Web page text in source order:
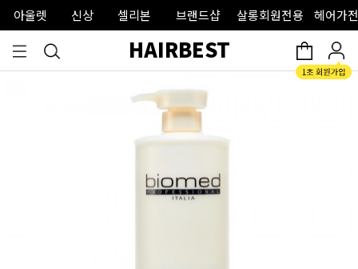
아울렛 신상 셀리본 브랜드샵 살롱회원전용 헤어가
HAIRBEST